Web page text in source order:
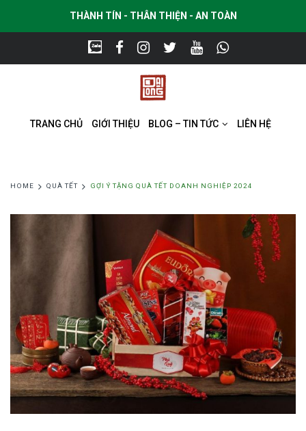
THÀNH TÍN - THÂN THIỆN - AN TOÀN
TRANG CHỦ GIỚI THIỆU BLOG – TIN TỨC LIÊN HỆ
HOME QUÀ TẾT GỢI Ý TẶNG QUÀ TẾT DOANH NGHIỆP 2024